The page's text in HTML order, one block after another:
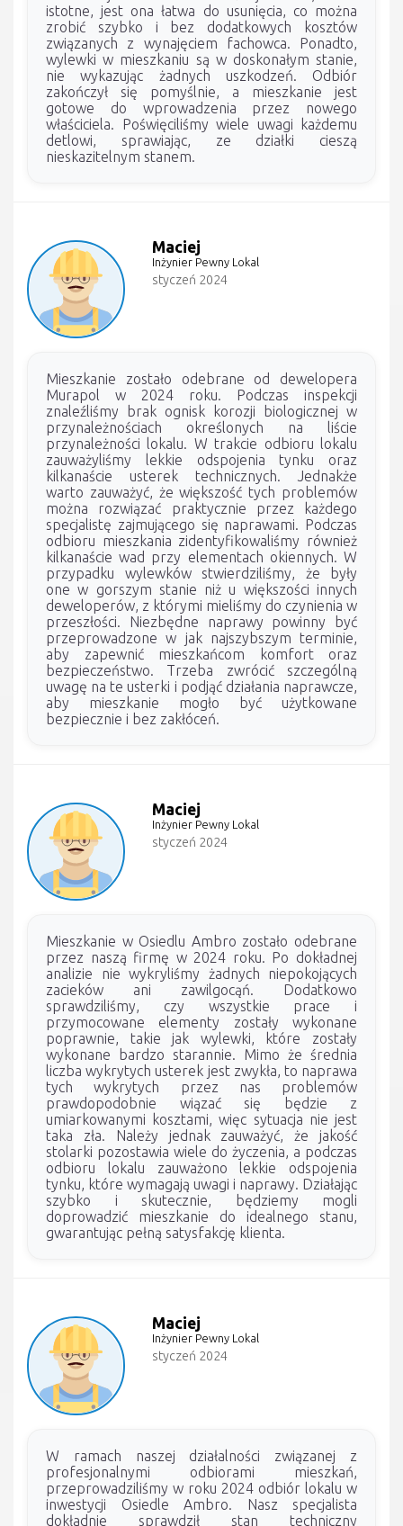
istotne, jest ona łatwa do usunięcia, co można
zrobić szybko i bez dodatkowych kosztów
związanych z wynajęciem fachowca. Ponadto,
wylewki w mieszkaniu są w doskonałym stanie,
nie wykazując żadnych uszkodzeń. Odbiór
zakończył się pomyślnie, a mieszkanie jest
gotowe do wprowadzenia przez nowego
właściciela. Poświęciliśmy wiele uwagi każdemu
detlowi, sprawiając, ze działki cieszą
nieskazitelnym stanem.
Maciej
Inżynier Pewny Lokal
styczeń 2024
Mieszkanie zostało odebrane od dewelopera
Murapol w 2024 roku. Podczas inspekcji
znaleźliśmy brak ognisk korozji biologicznej w
przynależnościach określonych na liście
przynależności lokalu. W trakcie odbioru lokalu
zauważyliśmy lekkie odspojenia tynku oraz
kilkanaście usterek technicznych. Jednakże
warto zauważyć, że większość tych problemów
można rozwiązać praktycznie przez każdego
specjalistę zajmującego się naprawami. Podczas
odbioru mieszkania zidentyfikowaliśmy również
kilkanaście wad przy elementach okiennych. W
przypadku wylewków stwierdziliśmy, że były
one w gorszym stanie niż u większości innych
deweloperów, z którymi mieliśmy do czynienia w
przeszłości. Niezbędne naprawy powinny być
przeprowadzone w jak najszybszym terminie,
aby zapewnić mieszkańcom komfort oraz
bezpieczeństwo. Trzeba zwrócić szczególną
uwagę na te usterki i podjąć działania naprawcze,
aby mieszkanie mogło być użytkowane
bezpiecznie i bez zakłóceń.
Maciej
Inżynier Pewny Lokal
styczeń 2024
Mieszkanie w Osiedlu Ambro zostało odebrane
przez naszą firmę w 2024 roku. Po dokładnej
analizie nie wykryliśmy żadnych niepokojących
zacieków ani zawilgocąń. Dodatkowo
sprawdziliśmy, czy wszystkie prace i
przymocowane elementy zostały wykonane
poprawnie, takie jak wylewki, które zostały
wykonane bardzo starannie. Mimo że średnia
liczba wykrytych usterek jest zwykła, to naprawa
tych wykrytych przez nas problemów
prawdopodobnie wiązać się będzie z
umiarkowanymi kosztami, więc sytuacja nie jest
taka zła. Należy jednak zauważyć, że jakość
stolarki pozostawia wiele do życzenia, a podczas
odbioru lokalu zauważono lekkie odspojenia
tynku, które wymagają uwagi i naprawy. Działając
szybko i skutecznie, będziemy mogli
doprowadzić mieszkanie do idealnego stanu,
gwarantując pełną satysfakcję klienta.
Maciej
Inżynier Pewny Lokal
styczeń 2024
W ramach naszej działalności związanej z
profesjonalnymi odbiorami mieszkań,
przeprowadziliśmy w roku 2024 odbiór lokalu w
inwestycji Osiedle Ambro. Nasz specjalista
dokładnie sprawdził stan techniczny